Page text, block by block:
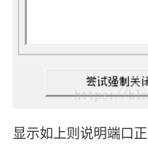
显示如上则说明端口